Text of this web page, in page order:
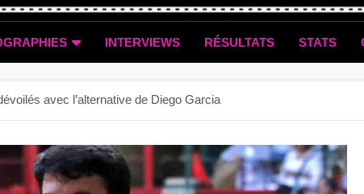
INTERVIEWS RÉSULTATS STATS
avec l’alternative de Diego Garcia